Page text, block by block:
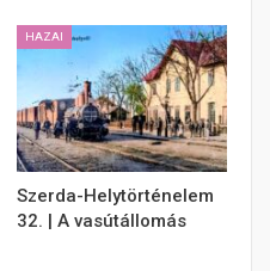
HAZAI
Szerda-Helytörténelem
32. | A vasútállomás